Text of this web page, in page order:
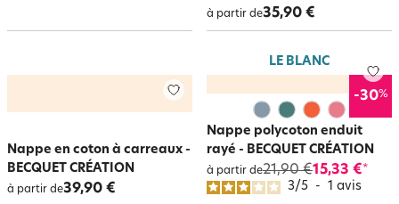
à partir de35,90 €
Nappe en coton à carreaux -
BECQUET CRÉATION
à partir de39,90 €
LE BLANC
-30%
Nappe polycoton enduit
rayé - BECQUET CRÉATION
à partir de21,90 €15,33 €*
3/5 - 1 avis